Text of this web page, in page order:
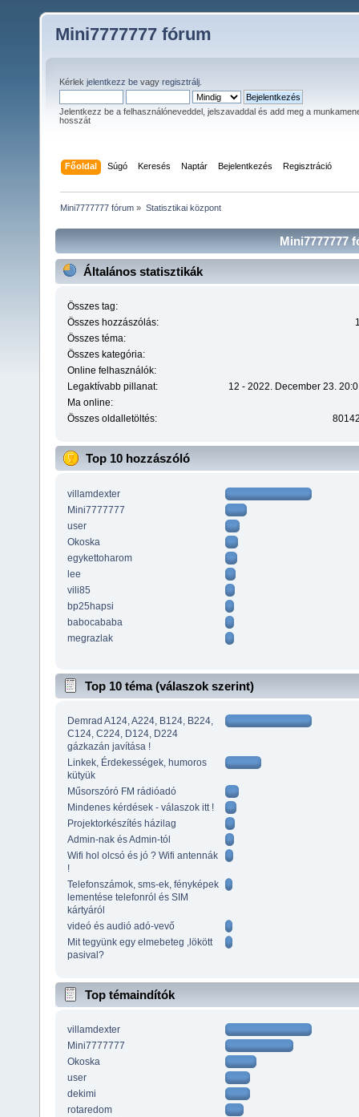
Mini7777777 fórum
Kérlek jelentkezz be vagy regisztrálj
Jelentkezz be a felhasználóneveddel, jelszavaddal és add meg a
hosszát
Főoldal Súgó Keresés Naptár Bejelentkezés Regisztráció
Mini7777777 fórum » Statisztikai központ
Mini7777777
Általános statisztikák
Összes tag:
Összes hozzászólás:
Összes téma:
Összes kategória:
Online felhasználók:
Legaktívabb pillanat:
12 - 2022. December 23.
Ma online:
Összes oldalletöltés:
Top 10 hozzászóló
villamdexter
Mini7777777
user
Okoska
egykettoharom
lee
vili85
bp25hapsi
babocababa
megrazlak
Top 10 téma (válaszok szerint)
Demrad A124, A224, B124, B224,
C124, C224, D124, D224
gázkazán javítása !
Linkek, Érdekességek, humoros
kütyük
Műsorszóró FM rádióadó
Mindenes kérdések - válaszok itt !
Projektorkészítés házilag
Admin-nak és Admin-tól
Wifi hol olcsó és jó ? Wifi antennák
!
Telefonszámok, sms-ek, fényképek
lementése telefonról és SIM
kártyáról
videó és audió adó-vevő
Mit tegyünk egy elmebeteg ,lökött
pasival?
Top témaindítók
villamdexter
Mini7777777
Okoska
user
dekimi
rotaredom